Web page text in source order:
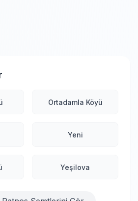
Ortadamla Köyü
Yeni
Yeşilova